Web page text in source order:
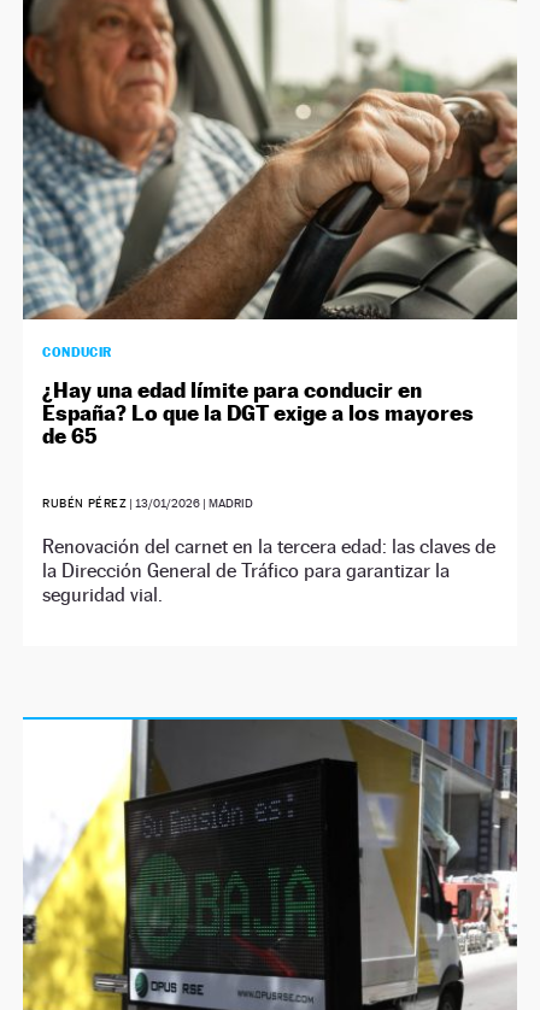
CONDUCIR
¿Hay una edad límite para conducir en
España? Lo que la DGT exige a los mayores
de 65
RUBÉN PÉREZ | 13/01/2026 | MADRID
Renovación del carnet en la tercera edad: las claves de
la Dirección General de Tráfico para garantizar la
seguridad vial.